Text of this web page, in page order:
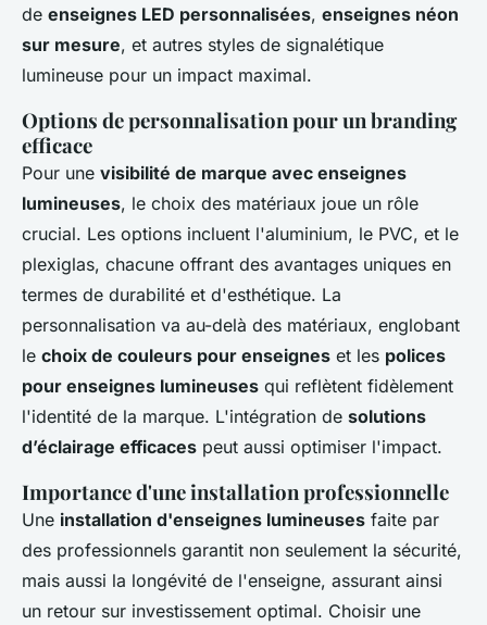
de enseignes LED personnalisées, enseignes néon
sur mesure, et autres styles de signalétique
lumineuse pour un impact maximal.
Options de personnalisation pour un branding
efficace
Pour une visibilité de marque avec enseignes
lumineuses, le choix des matériaux joue un rôle
crucial. Les options incluent l'aluminium, le PVC, et le
plexiglas, chacune offrant des avantages uniques en
termes de durabilité et d'esthétique. La
personnalisation va au-delà des matériaux, englobant
le choix de couleurs pour enseignes et les polices
pour enseignes lumineuses qui reflètent fidèlement
l'identité de la marque. L'intégration de solutions
d’éclairage efficaces peut aussi optimiser l'impact.
Importance d'une installation professionnelle
Une installation d'enseignes lumineuses faite par
des professionnels garantit non seulement la sécurité,
mais aussi la longévité de l'enseigne, assurant ainsi
un retour sur investissement optimal. Choisir une